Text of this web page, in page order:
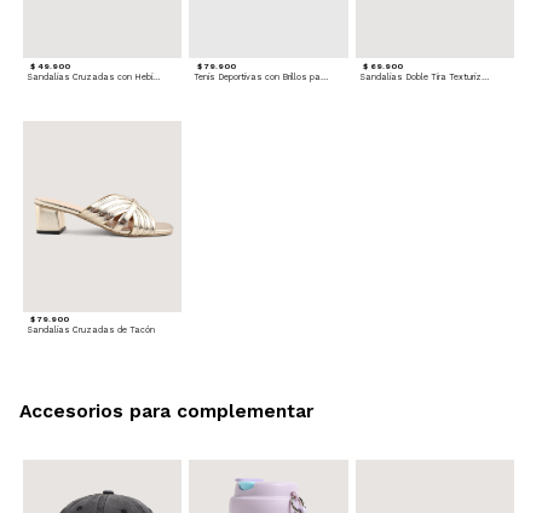
$ 49.900
Sandalias Cruzadas con Hebilla
$ 79.900 $ 69.900
$ 79.900
Sandalias Cruzadas de Tacón
Accesorios para complementar